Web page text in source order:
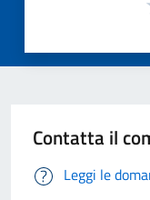
Contatta il
Leggi le